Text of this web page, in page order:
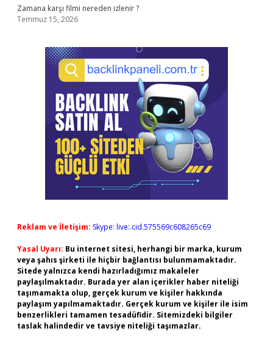
Zamana karşı filmi nereden izlenir ?
Temmuz 15, 2026
Reklam ve İletişim: Skype: live:.cid.575569c608265c69
Yasal Uyarı: Bu internet sitesi, herhangi bir marka, kurum
veya şahıs şirketi ile hiçbir bağlantısı bulunmamaktadır.
Sitede yalnızca kendi hazırladığımız makaleler
paylaşılmaktadır. Burada yer alan içerikler haber niteliği
taşımamakta olup, gerçek kurum ve kişiler hakkında
paylaşım yapılmamaktadır. Gerçek kurum ve kişiler ile isim
benzerlikleri tamamen tesadüfidir. Sitemizdeki bilgiler
taslak halindedir ve tavsiye niteliği taşımazlar.